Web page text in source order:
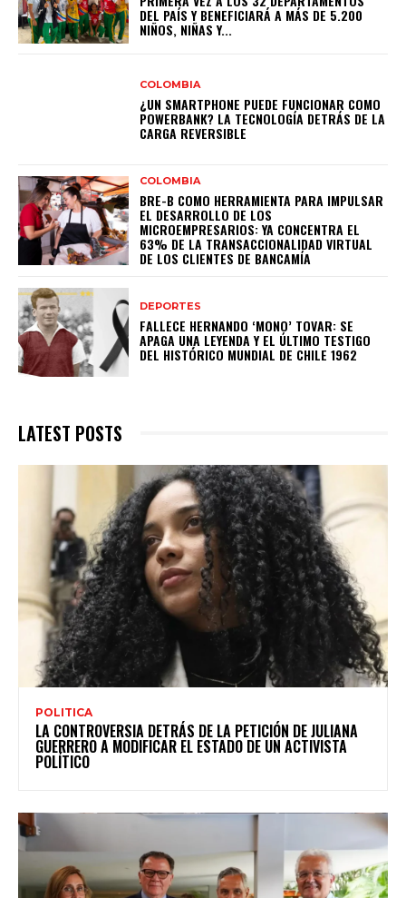
DEL PAÍS Y BENEFICIARÁ A MÁS DE 5.200
NIÑOS, NIÑAS Y...
COLOMBIA
¿UN SMARTPHONE PUEDE FUNCIONAR COMO
POWERBANK? LA TECNOLOGÍA DETRÁS DE LA
CARGA REVERSIBLE
COLOMBIA
BRE-B COMO HERRAMIENTA PARA IMPULSAR
EL DESARROLLO DE LOS
MICROEMPRESARIOS: YA CONCENTRA EL
63% DE LA TRANSACCIONALIDAD VIRTUAL
DE LOS CLIENTES DE BANCAMÍA
DEPORTES
FALLECE HERNANDO ‘MONO’ TOVAR: SE
APAGA UNA LEYENDA Y EL ÚLTIMO TESTIGO
DEL HISTÓRICO MUNDIAL DE CHILE 1962
LATEST POSTS
POLITICA
LA CONTROVERSIA DETRÁS DE LA PETICIÓN DE JULIANA
GUERRERO A MODIFICAR EL ESTADO DE UN ACTIVISTA
POLÍTICO